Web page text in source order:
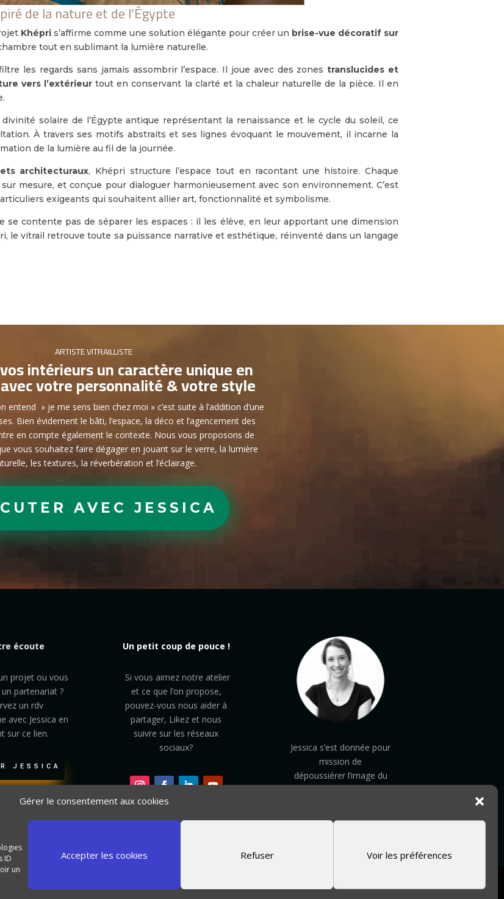
Gérer le consentement aux cookies
ID
un
Accepter les cookies Refuser Voir les préférences
de la nature et de l’Égypte
Khépri s’affirme comme une solution élégante pour créer un brise-vue décoratif sur
tout en sublimant la lumière naturelle.
les regards sans jamais assombrir l’espace. Il joue avec des zonestranslucides et
vers l’extérieur tout en conservant la clarté et la chaleur naturelle de la pièce. Il en
divinité solaire de l’Égypte antique représentant la renaissance et le cycle du soleil, ce
À travers ses motifs abstraits et ses lignes évoquant le mouvement, il incarne la
de la lumière au fil de la journée.
architecturaux, Khépri structure l’espace tout en racontant une histoire. Chaque
mesure, et conçue pour dialoguer harmonieusement avec son environnement. C’est
exigeants qui souhaitent allier art, fonctionnalité et symbolisme.
se contente pas de séparer les espaces : il les élève, en leur apportant une dimension
le vitrail retrouve toute sa puissance narrative et esthétique, réinventé dans un langage
ARTISTE VITRAILLISTE
intérieurs un caractère unique en
votre personnalité & votre style
entend » je me sens bien chez moi » c’est suite à l’addition d’une
Bien évidement le bâti, l’espace, la déco et l’agencement des
en compte également le contexte. Nous vous proposons de
vous souhaitez faire dégager en jouant sur le verre, la lumière
les textures, la réverbération et l’éclairage.
AVEC JESSICA
écoute
projet ou vous
partenariat ?
un rdv
avec Jessica en
sur ce lien.
JESSICA
Un petit coup de pouce !
Si vous aimez notre atelier
et ce que l’on propose,
pouvez-vous nous aider à
partager, Likez et nous
suivre sur les réseaux
sociaux?
AVIS
Jessica s’est donnée pour
mission de
dépoussiérer l’image du
mesure pour l’habitat